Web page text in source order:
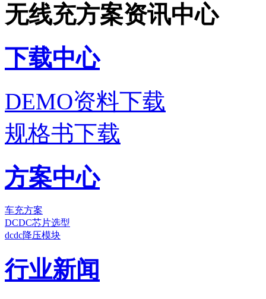
无线充方案资讯中心
下载中心
DEMO资料下载
规格书下载
方案中心
车充方案
DCDC芯片选型
dcdc降压模块
行业新闻